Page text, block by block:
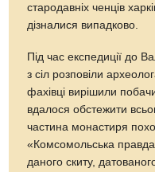
стародавніх ченців
дізналися випадково.
Під час експедиції до
з сіл розповіли
фахівці вирішили
вдалося обстежити
частина монастиря
«Комсомольська правда
даного скиту,